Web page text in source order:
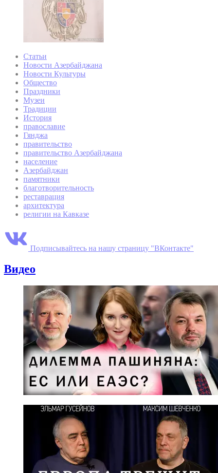
Статьи
Новости Азербайджана
Новости Культуры
Общество
Праздники
Музеи
Традиции
История
православие
Гянджа
правительство
правительство Азербайджана
население
Азербайджан
памятники
благотворительность
реставрация
архитектура
религии на Кавказе
Подписывайтесь на нашу страницу "ВКонтакте"
Видео